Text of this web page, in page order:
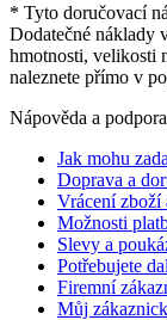
* Tyto doručovací
Dodatečné náklady
hmotnosti, velikosti
naleznete přímo v
Nápověda a podpora
Jak mohu
Doprava a
Vrácení zboží
Možnosti
Slevy a
Potřebujete
Firemní
Můj